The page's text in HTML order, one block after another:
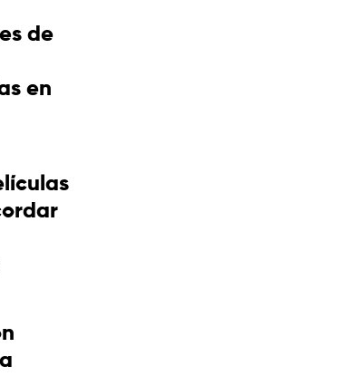
de
en